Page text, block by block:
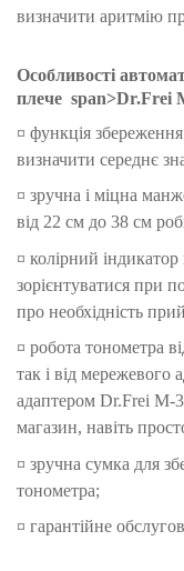
визначити аритмію
Особливості
плече span>Dr.Frei
¤ функція
визначити середнє
¤ зручна і міцна
від 22 см до 38 см
¤ колірний
зорієнтуватися при
про необхідність
¤ робота тонометра
так і від мережевого
адаптером Dr.Frei M-
магазин, навіть
¤ зручна сумка для
тонометра;
¤ гарантійне